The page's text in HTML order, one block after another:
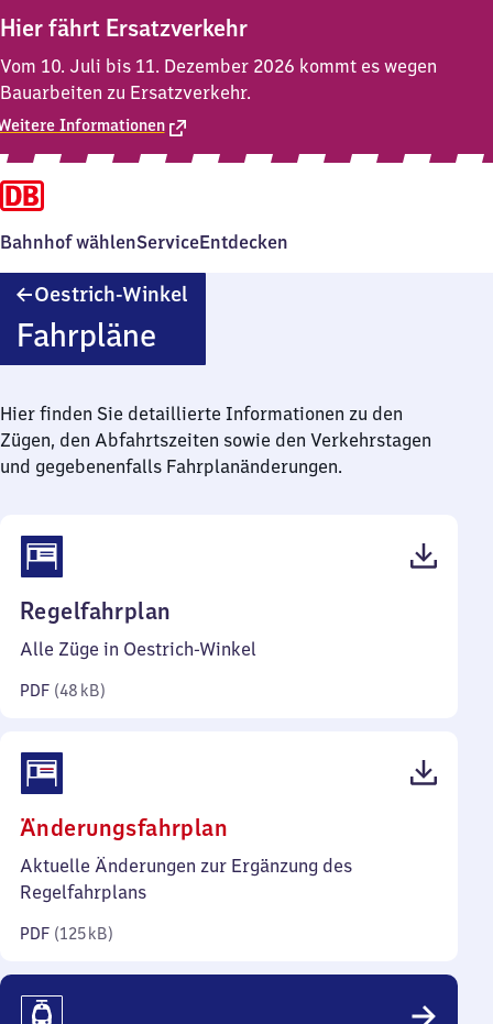
Hier fährt Ersatzverkehr
Vom 10. Juli bis 11. Dezember 2026 kommt es wegen
Bauarbeiten zu Ersatzverkehr.
Informationen
Bahnhof wählenServiceEntdecken
Oestrich-Winkel
Fahrpläne
Hier finden Sie detaillierte Informationen zu den
Zügen, den Abfahrtszeiten sowie den Verkehrstagen
und gegebenenfalls Fahrplanänderungen.
Regelfahrplan
48
Alle Züge in Oestrich-Winkel
PDF (48 kB)
Änderungsfahrplan
125
Aktuelle Änderungen zur Ergänzung des
Regelfahrplans
PDF (125 kB)